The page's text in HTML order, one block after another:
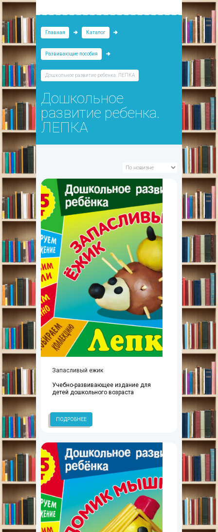
Главная Каталог
Развивающие пособия
Дошкольное развитие ребенка. ЛЕПКА
Дошкольное
развитие ребенка.
ЛЕПКА
Запасливый ежик
Учебно-развивающее издание для
детей дошкольного возраста
ПОДРОБНЕЕ